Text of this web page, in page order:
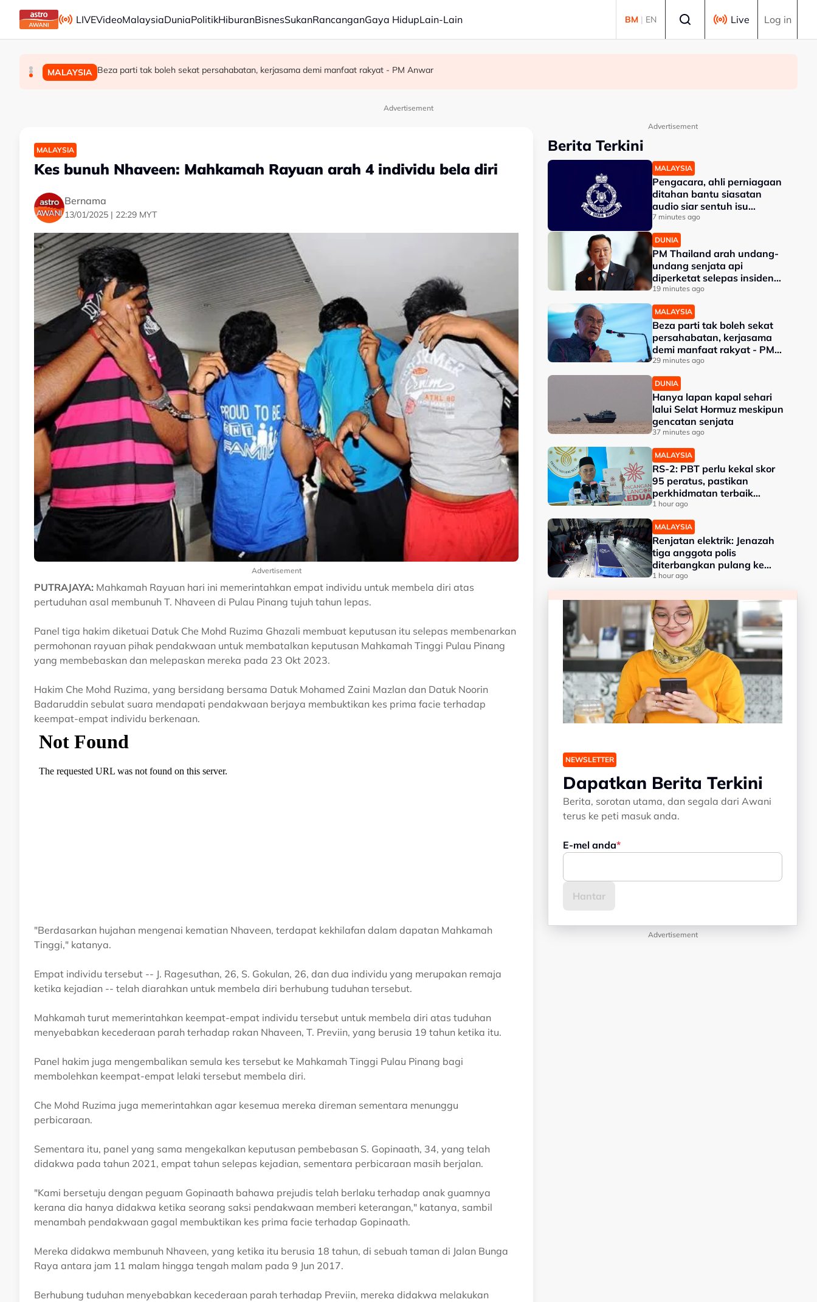
Skip to main content
LIVEVideoMalaysiaDuniaPolitikHiburanBisnesSukanRancanganGaya HidupLain-Lain BM | EN Live Log in
DUNIA PM Thailand arah undang-undang senjata api diperketat selepas insiden tembakan di sekolah
MALAYSIA Beza parti tak boleh sekat persahabatan, kerjasama demi manfaat rakyat - PM Anwar
MALAYSIA Pengacara, ahli perniagaan ditahan bantu siasatan audio siar sentuh isu sensitiviti agama
Advertisement
MALAYSIA
Kes bunuh Nhaveen: Mahkamah Rayuan arah 4 individu bela diri
Bernama
13/01/2025 | 22:29 MYT
Advertisement
PUTRAJAYA: Mahkamah Rayuan hari ini memerintahkan empat individu untuk membela diri atas
pertuduhan asal membunuh T. Nhaveen di Pulau Pinang tujuh tahun lepas.
Panel tiga hakim diketuai Datuk Che Mohd Ruzima Ghazali membuat keputusan itu selepas membenarkan
permohonan rayuan pihak pendakwaan untuk membatalkan keputusan Mahkamah Tinggi Pulau Pinang
yang membebaskan dan melepaskan mereka pada 23 Okt 2023.
Hakim Che Mohd Ruzima, yang bersidang bersama Datuk Mohamed Zaini Mazlan dan Datuk Noorin
Badaruddin sebulat suara mendapati pendakwaan berjaya membuktikan kes prima facie terhadap
keempat-empat individu berkenaan.
"Berdasarkan hujahan mengenai kematian Nhaveen, terdapat kekhilafan dalam dapatan Mahkamah
Tinggi," katanya.
Empat individu tersebut -- J. Ragesuthan, 26, S. Gokulan, 26, dan dua individu yang merupakan remaja
ketika kejadian -- telah diarahkan untuk membela diri berhubung tuduhan tersebut.
Mahkamah turut memerintahkan keempat-empat individu tersebut untuk membela diri atas tuduhan
menyebabkan kecederaan parah terhadap rakan Nhaveen, T. Previin, yang berusia 19 tahun ketika itu.
Panel hakim juga mengembalikan semula kes tersebut ke Mahkamah Tinggi Pulau Pinang bagi
membolehkan keempat-empat lelaki tersebut membela diri.
Che Mohd Ruzima juga memerintahkan agar kesemua mereka direman sementara menunggu
perbicaraan.
Sementara itu, panel yang sama mengekalkan keputusan pembebasan S. Gopinaath, 34, yang telah
didakwa pada tahun 2021, empat tahun selepas kejadian, sementara perbicaraan masih berjalan.
"Kami bersetuju dengan peguam Gopinaath bahawa prejudis telah berlaku terhadap anak guamnya
kerana dia hanya didakwa ketika seorang saksi pendakwaan memberi keterangan," katanya, sambil
menambah pendakwaan gagal membuktikan kes prima facie terhadap Gopinaath.
Mereka didakwa membunuh Nhaveen, yang ketika itu berusia 18 tahun, di sebuah taman di Jalan Bunga
Raya antara jam 11 malam hingga tengah malam pada 9 Jun 2017.
Berhubung tuduhan menyebabkan kecederaan parah terhadap Previin, mereka didakwa melakukan
Advertisement
Berita Terkini
MALAYSIA
Pengacara, ahli perniagaan
ditahan bantu siasatan
audio siar sentuh isu
sensitiviti agama
7 minutes ago
DUNIA
PM Thailand arah undang-
undang senjata api
diperketat selepas insiden
tembakan di sekolah
19 minutes ago
MALAYSIA
Beza parti tak boleh sekat
persahabatan, kerjasama
demi manfaat rakyat - PM
Anwar
29 minutes ago
DUNIA
Hanya lapan kapal sehari
lalui Selat Hormuz meskipun
gencatan senjata
37 minutes ago
MALAYSIA
RS-2: PBT perlu kekal skor
95 peratus, pastikan
perkhidmatan terbaik
kepada rakyat - Amirudin
1 hour ago
MALAYSIA
Renjatan elektrik: Jenazah
tiga anggota polis
diterbangkan pulang ke
kampung halaman
1 hour ago
NEWSLETTER
Dapatkan Berita Terkini
Berita, sorotan utama, dan segala dari Awani
terus ke peti masuk anda.
E-mel anda
Advertisement